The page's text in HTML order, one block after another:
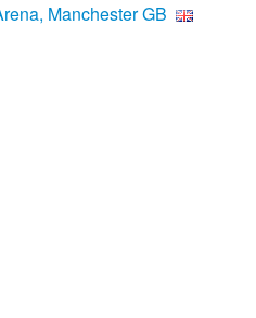
Manchester GB